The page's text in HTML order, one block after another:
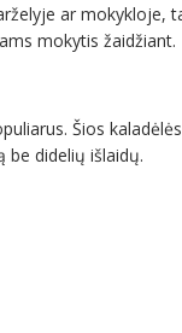
ar mokykloje,
mokytis žaidžiant.
Šios
be didelių išlaidų.